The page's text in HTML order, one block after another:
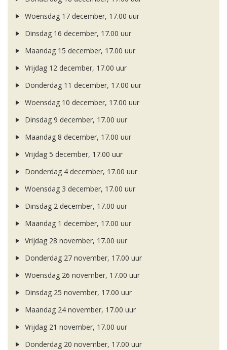
Woensdag 17 december, 17.00 uur
Dinsdag 16 december, 17.00 uur
Maandag 15 december, 17.00 uur
Vrijdag 12 december, 17.00 uur
Donderdag 11 december, 17.00 uur
Woensdag 10 december, 17.00 uur
Dinsdag 9 december, 17.00 uur
Maandag 8 december, 17.00 uur
Vrijdag 5 december, 17.00 uur
Donderdag 4 december, 17.00 uur
Woensdag 3 december, 17.00 uur
Dinsdag 2 december, 17.00 uur
Maandag 1 december, 17.00 uur
Vrijdag 28 november, 17.00 uur
Donderdag 27 november, 17.00 uur
Woensdag 26 november, 17.00 uur
Dinsdag 25 november, 17.00 uur
Maandag 24 november, 17.00 uur
Vrijdag 21 november, 17.00 uur
Donderdag 20 november, 17.00 uur